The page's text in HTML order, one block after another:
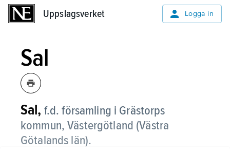
Uppslagsverket Logga in
Sal
Sal, f.d. församling i Grästorps
kommun, Västergötland (Västra
Götalands län).